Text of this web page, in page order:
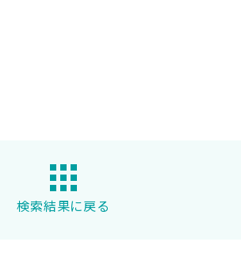
検索結果に戻る